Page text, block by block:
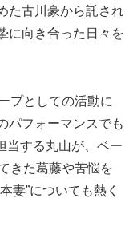
た古川豪から託され
に向き合った日々を
プとしての活動に
パフォーマンスでも
当する丸山が、ベー
きた葛藤や苦悩を
妻”についても熱く